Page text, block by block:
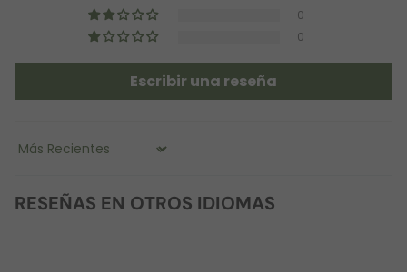
0
0
Escribir una reseña
Sort by
RESEÑAS EN OTROS IDIOMAS